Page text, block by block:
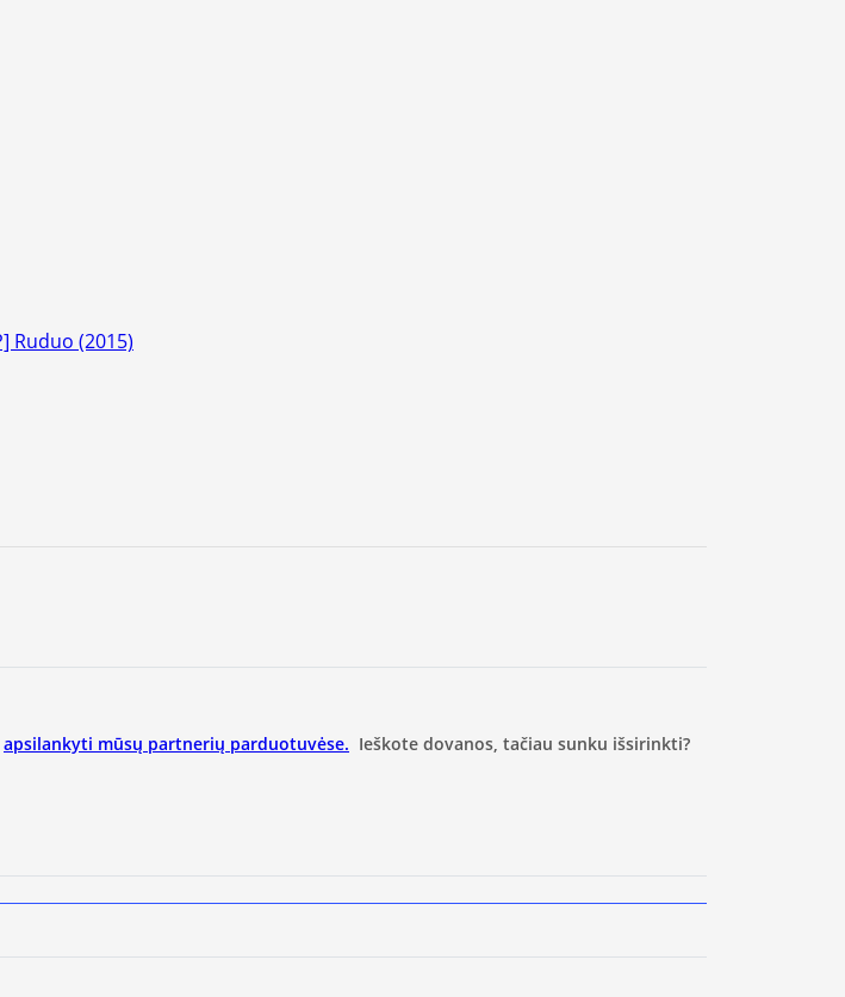
apsilankyti mūsų partnerių parduotuvėse. Ieškote dovanos, tačiau sunku išsirinkti?